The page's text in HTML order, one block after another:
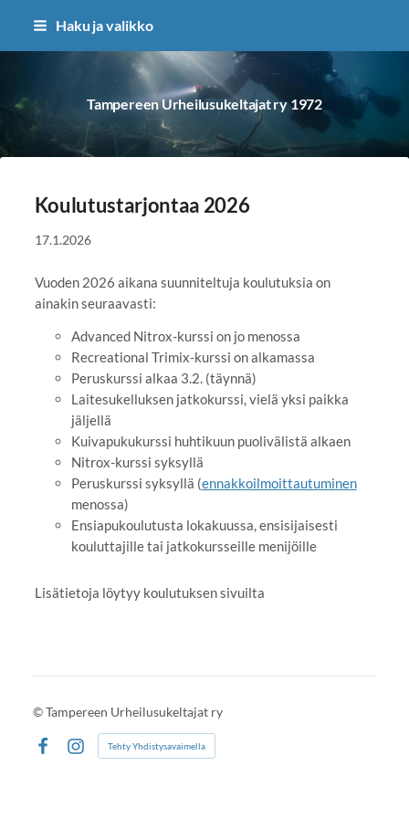
Siirry
Haku ja valikko
Tampereen Urheilusukeltajat ry 1972
Koulutustarjontaa 2026
17.1.2026
Vuoden 2026 aikana suunniteltuja koulutuksia on
ainakin seuraavasti:
Advanced Nitrox-kurssi on jo menossa
Recreational Trimix-kurssi on alkamassa
Peruskurssi alkaa 3.2. (täynnä)
Laitesukelluksen jatkokurssi, vielä yksi paikka
jäljellä
Kuivapukukurssi huhtikuun puolivälistä alkaen
Nitrox-kurssi syksyllä
Peruskurssi syksyllä (ennakkoilmoittautuminen
menossa)
Ensiapukoulutusta lokakuussa, ensisijaisesti
kouluttajille tai jatkokursseille menijöille
Lisätietoja löytyy koulutuksen sivuilta
©Tampereen Urheilusukeltajat ry
Instagram
Tehty Yhdistysavaimella